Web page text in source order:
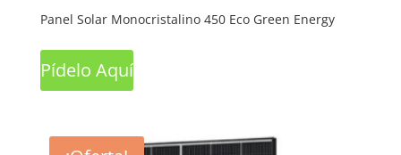
Panel Solar Monocristalino 450 Eco Green Energy
Pídelo Aquí